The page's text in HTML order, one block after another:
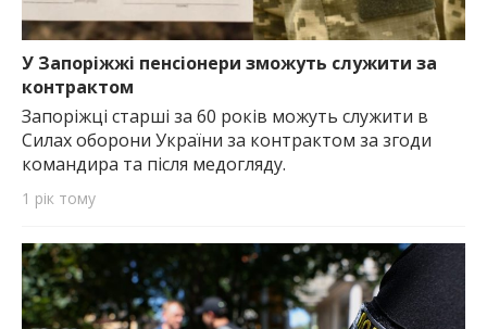
У Запоріжжі пенсіонери зможуть служити за
контрактом
Запоріжці старші за 60 років можуть служити в
Силах оборони України за контрактом за згоди
командира та після медогляду.
1 рік тому